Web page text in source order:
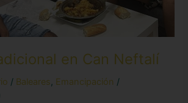
en Can Neftalí
/ Baleares, Emancipación /